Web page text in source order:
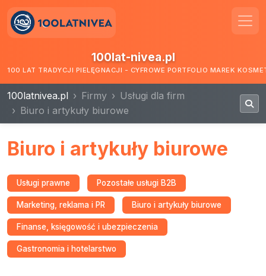
100lat-nivea.pl
100 LAT TRADYCJI PIELĘGNACJI - CYFROWE PORTFOLIO MAREK
100latnivea.pl Firmy
Usługi dla firm
Biuro i artykuły biurowe
Biuro i artykuły biurowe
Usługi prawne Pozostałe usługi B2B
Marketing, reklama i PR Biuro i artykuły biurowe
Finanse, księgowość i ubezpieczenia
Gastronomia i hotelarstwo